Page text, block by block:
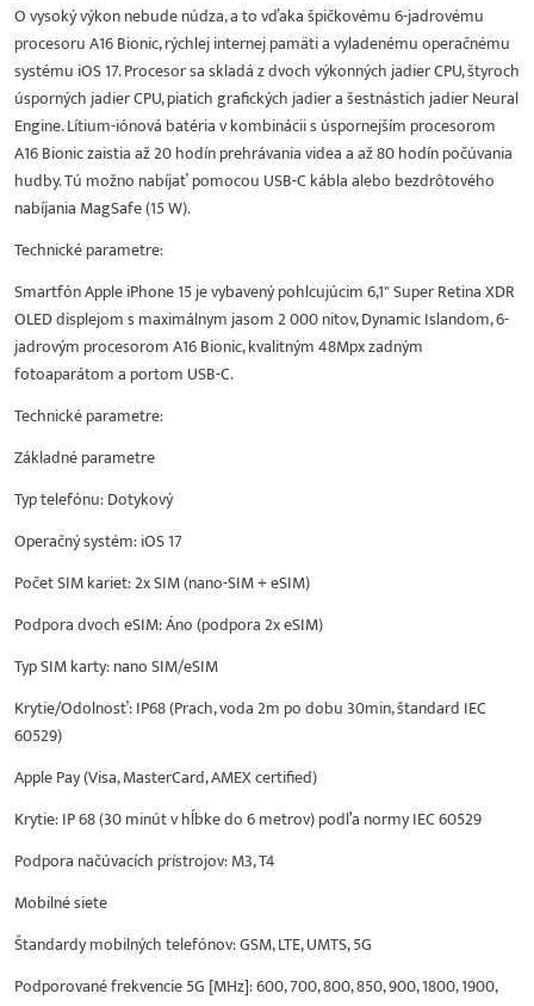
O vysoký výkon nebude núdza, a to vďaka špičkovému 6-jadrovému
procesoru A16 Bionic, rýchlej internej pamäti a vyladenému operačnému
systému iOS 17. Procesor sa skladá z dvoch výkonných jadier CPU, štyroch
úsporných jadier CPU, piatich grafických jadier a šestnástich jadier Neural
Engine. Lítium-iónová batéria v kombinácii s úspornejším procesorom
A16 Bionic zaistia až 20 hodín prehrávania videa a až 80 hodín počúvania
hudby. Tú možno nabíjať pomocou USB-C kábla alebo bezdrôtového
nabíjania MagSafe (15 W).
Technické parametre:
Smartfón Apple iPhone 15 je vybavený pohlcujúcim 6,1" Super Retina XDR
OLED displejom s maximálnym jasom 2 000 nitov, Dynamic Islandom, 6-
jadrovým procesorom A16 Bionic, kvalitným 48Mpx zadným
fotoaparátom a portom USB-C.
Technické parametre:
Základné parametre
Typ telefónu: Dotykový
Operačný systém: iOS 17
Počet SIM kariet: 2x SIM (nano-SIM + eSIM)
Podpora dvoch eSIM: Áno (podpora 2x eSIM)
Typ SIM karty: nano SIM/eSIM
Krytie/Odolnosť: IP68 (Prach, voda 2m po dobu 30min, štandard IEC
60529)
Apple Pay (Visa, MasterCard, AMEX certified)
Krytie: IP 68 (30 minút v hĺbke do 6 metrov) podľa normy IEC 60529
Podpora načúvacích prístrojov: M3, T4
Mobilné siete
Štandardy mobilných telefónov: GSM, LTE, UMTS, 5G
Podporované frekvencie 5G [MHz]: 600, 700, 800, 850, 900, 1800, 1900,